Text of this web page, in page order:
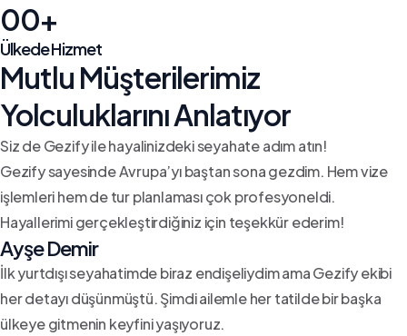
00+
Ülkede Hizmet
Mutlu Müşterilerimiz
Yolculuklarını Anlatıyor
Siz de Gezify ile hayalinizdeki seyahate adım atın!
Gezify sayesinde Avrupa’yı baştan sona gezdim. Hem vize
işlemleri hem de tur planlaması çok profesyoneldi.
Hayallerimi gerçekleştirdiğiniz için teşekkür ederim!
Ayşe Demir
İlk yurtdışı seyahatimde biraz endişeliydim ama Gezify ekibi
her detayı düşünmüştü. Şimdi ailemle her tatilde bir başka
ülkeye gitmenin keyfini yaşıyoruz.